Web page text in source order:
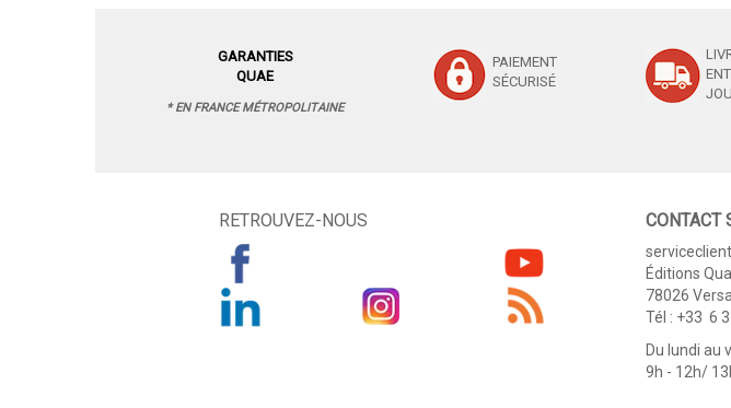
GARANTIES
QUAE
* EN FRANCE MÉTROPOLITAINE
PAIEMENT
SÉCURISÉ
RETROUVEZ-NOUS CONTACT
Éditions
78026
Tél : +33 6
Du lundi au
9h - 12h/